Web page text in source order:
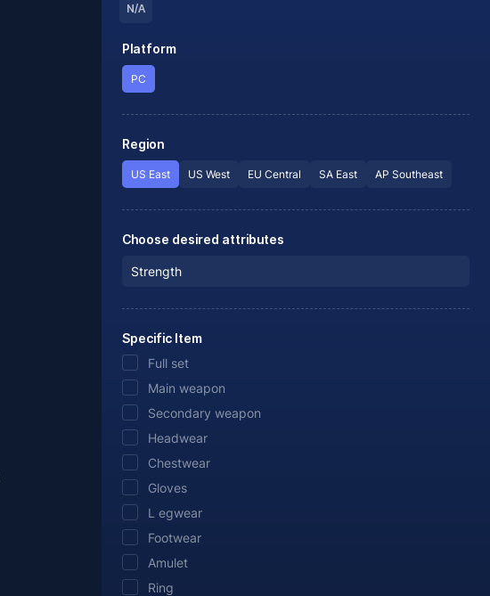
N/A
Platform
PC
Region
US East US West EU Central SA East AP Southeast
Choose desired attributes
Strength
Specific Item
Full set
Main weapon
Secondary weapon
Headwear
Chestwear
Gloves
L egwear
Footwear
Amulet
Ring